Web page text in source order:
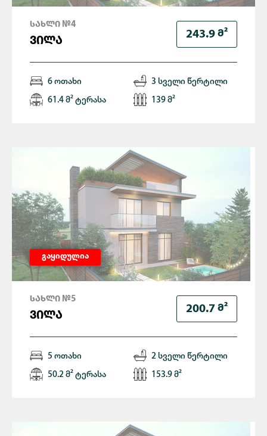
243.9 Მ²
ᲡᲐᲮᲚᲘ №4
ᲕᲘᲚᲐ
6 ოთახი 3 სველი წერტილი
61.4 მ² ტერასა 139 მ²
გაყიდულია
200.7 Მ²
ᲡᲐᲮᲚᲘ №5
ᲕᲘᲚᲐ
5 ოთახი 2 სველი წერტილი
50.2 მ² ტერასა 153.9 მ²